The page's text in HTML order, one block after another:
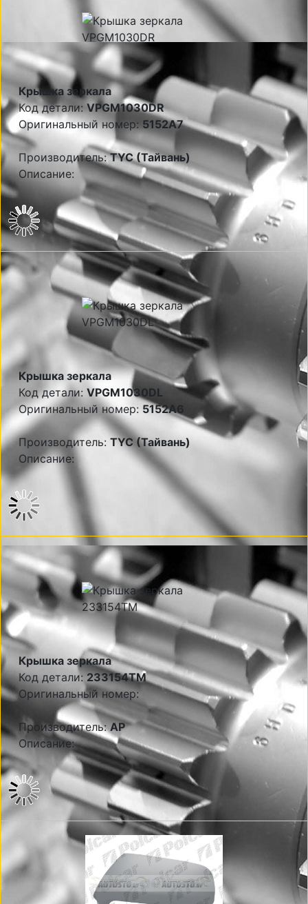
Крышка зеркала
Код детали: VPGM1030DR
Оригинальный номер: 5152A7
Производитель:TYC (Тайвань)
Описание:
Крышка зеркала
Код детали: VPGM1030DL
Оригинальный номер: 5152A6
Производитель: TYC (Тайвань)
Описание:
Крышка зеркала
Код детали:233154TM
Оригинальный номер:
Производитель:AP
Описание: